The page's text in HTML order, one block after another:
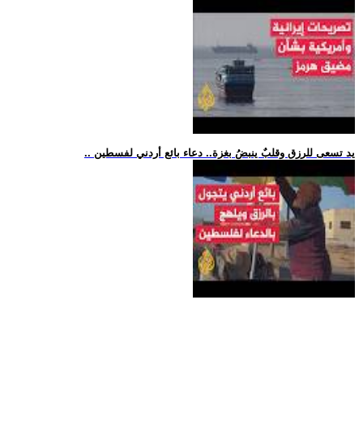
.. يد تسعى للرزق وقلبٌ ينبضُ بغزة.. دعاء بائع أردني لفسطين